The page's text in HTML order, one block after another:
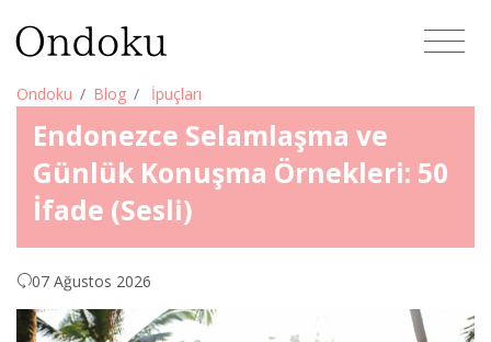
Ondoku Blog İpuçları
Endonezce Selamlaşma ve
Günlük Konuşma Örnekleri: 50
İfade (Sesli)
07 Ağustos 2026